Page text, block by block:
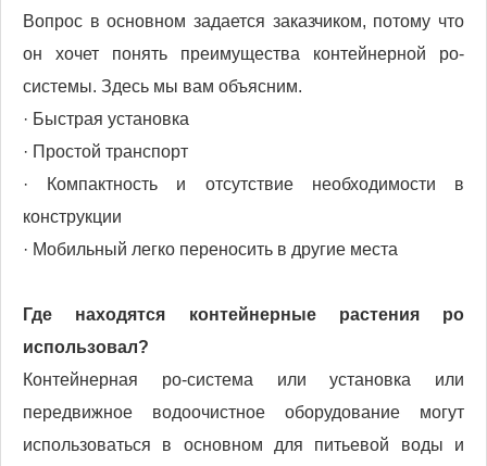
Вопрос в основном задается заказчиком, потому что
он хочет понять преимущества контейнерной ро-
системы. Здесь мы вам объясним.
· Быстрая установка
· Простой транспорт
· Компактность и отсутствие необходимости в
конструкции
· Мобильный легко переносить в другие места
Где находятся контейнерные растения ро
использовал?
Контейнерная ро-система или установка или
передвижное водоочистное оборудование могут
использоваться в основном для питьевой воды и